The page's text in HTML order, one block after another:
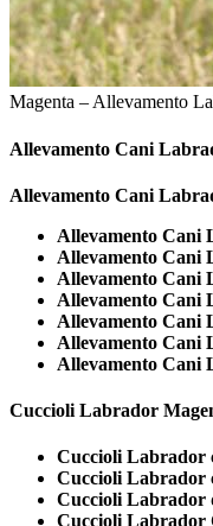
Magenta – Allevamento
Allevamento Cani
Allevamento Cani
Allevamento Cani
Allevamento Cani
Allevamento Cani
Allevamento Cani
Allevamento Cani
Allevamento Cani
Allevamento Cani
Cuccioli Labrador
Cuccioli Labrador
Cuccioli Labrador
Cuccioli Labrador
Cuccioli Labrador